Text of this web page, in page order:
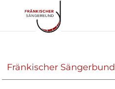
Fränkischer Sängerbund